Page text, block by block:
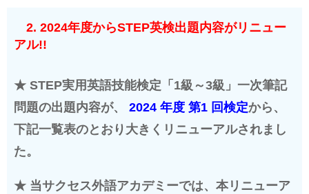
2. 2024年度からSTEP英検出題内容がリニュー
アル!!
★ STEP実用英語技能検定「1級～3級」一次筆記
問題の出題内容が、 2024 年度 第1 回検定から、
下記一覧表のとおり大きくリニューアルされまし
た。
★ 当サクセス外語アカデミーでは、本リニューア